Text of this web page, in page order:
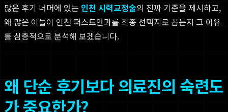
많은 후기 너머에 있는 인천 시력교정술의 진짜 기준을 제시하고,
왜 많은 이들이 인천 퍼스트안과를 최종 선택지로 꼽는지 그 이유
를 심층적으로 분석해 보겠습니다.
왜 단순 후기보다 의료진의 숙련도
가 중요한가?